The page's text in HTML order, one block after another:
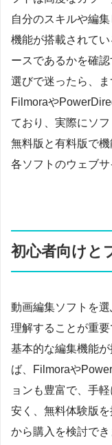
自分のスキルや編
機能が搭載されて
ースであるかを確
選びで迷ったら、ま
Filmoraや
ており、実際にソ
無料版と有料版で機
各ソフトのウェブサ
初心者向けと
動画編集ソフトを
理解することが重
基本的な編集機能
ば、Filmoraや
ョンも豊富で、手
安く、無料体験版
から購入を検討でき